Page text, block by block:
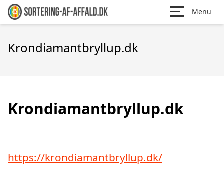
Menu
Krondiamantbryllup.dk
Krondiamantbryllup.dk
https://krondiamantbryllup.dk/